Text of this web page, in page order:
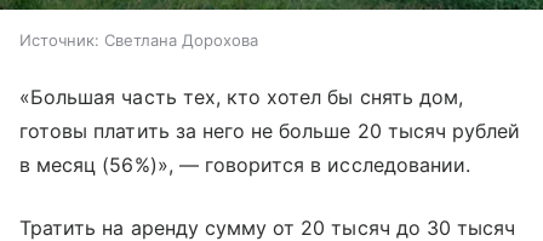
Источник: Светлана Дорохова
«Большая часть тех, кто хотел бы снять дом,
готовы платить за него не больше 20 тысяч рублей
в месяц (56%)», — говорится в исследовании.
Тратить на аренду сумму от 20 тысяч до 30 тысяч